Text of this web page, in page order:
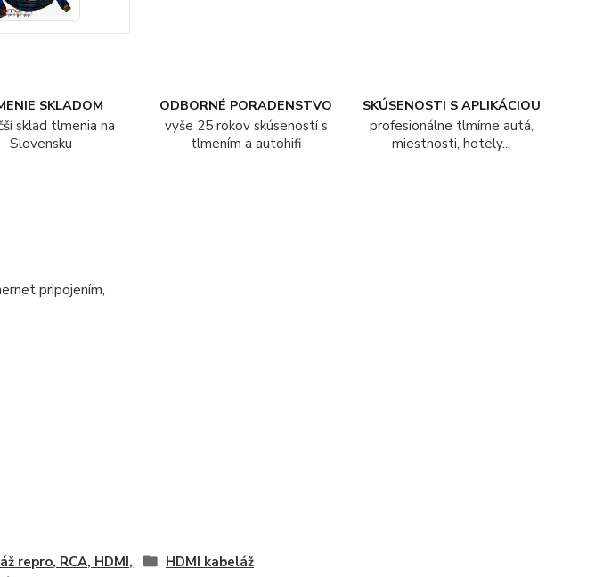
SKLADOM
sklad tlmenia na
Slovensku
ODBORNÉ PORADENSTVO
vyše 25 rokov skúseností s
tlmením a autohifi
SKÚSENOSTI S APLIKÁCIOU
profesionálne tlmíme autá,
miestnosti, hotely...
pripojením,
repro, RCA, HDMI,
HDMI kabeláž